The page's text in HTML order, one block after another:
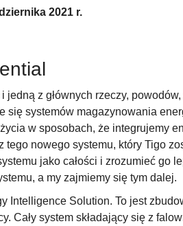
2021 r.
jedną z głównych rzeczy,
się systemów magazynowania
w sposobach, że integrujemy
nowego systemu, który Tigo
jako całości i zrozumieć go
a my zajmiemy się tym dalej.
Intelligence Solution. To jest
Cały system składający się z